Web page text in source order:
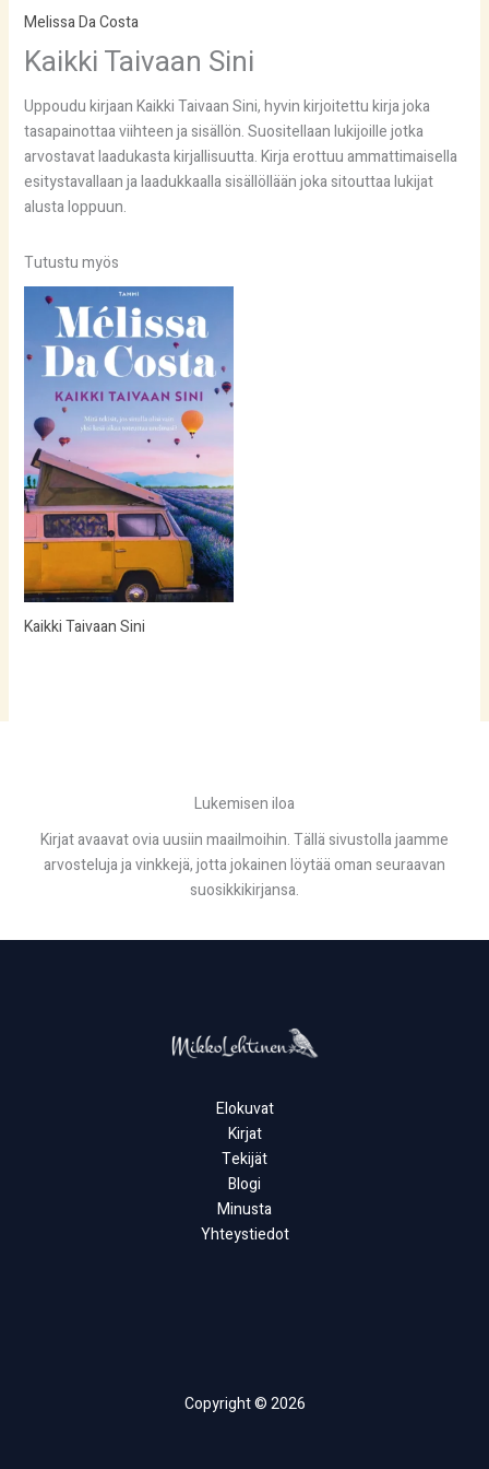
Melissa Da Costa
Kaikki Taivaan Sini
Uppoudu kirjaan Kaikki Taivaan Sini, hyvin kirjoitettu kirja joka
tasapainottaa viihteen ja sisällön. Suositellaan lukijoille jotka
arvostavat laadukasta kirjallisuutta. Kirja erottuu ammattimaisella
esitystavallaan ja laadukkaalla sisällöllään joka sitouttaa lukijat
alusta loppuun.
Tutustu myös
Kaikki Taivaan Sini
Lukemisen iloa
Kirjat avaavat ovia uusiin maailmoihin. Tällä sivustolla jaamme
arvosteluja ja vinkkejä, jotta jokainen löytää oman seuraavan
suosikkikirjansa.
Elokuvat
Kirjat
Tekijät
Blogi
Minusta
Yhteystiedot
Copyright © 2026